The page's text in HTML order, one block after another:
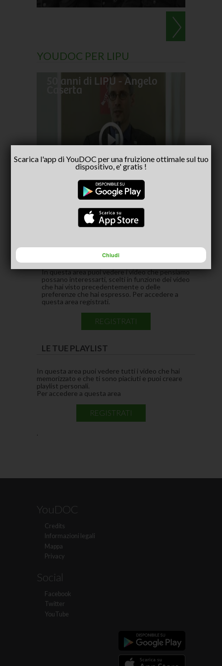
YOUDOC PER LIPU
50 anni di LIPU - Angelo
Caserta
-
CONSIGLIATI PER TE(ACTIVE TAB)
In questa area puoi vedere i video che pensiamo
possano interessarti, scelti in funzione dei video
che hai visto precedentemente o delle
preferenze che hai espresso. Per accedere a
questa area registrati.
REGISTRATI
LE TUE PLAYLIST
In questa area puoi vedere tutti i video che hai
memorizzato e che ti sono piaciuti e puoi creare
playlist personali.
Per accedere a questa area
REGISTRATI
.
YouDOC
Credits
Informazioni legali
Mappa
Privacy
Social
Facebook
Twitter
YouTube
Scarica l'app di YouDOC per una fruizione ottimale sul tuo
dispositivo, e' gratis !
Chiudi